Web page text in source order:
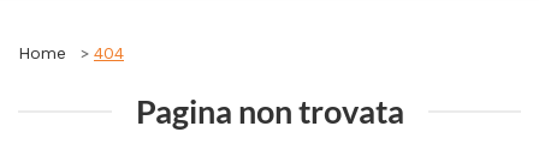
Home 404
Pagina non trovata